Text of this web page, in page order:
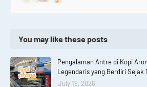
You may like these posts
Pengalaman Antre di Kopi
Legendaris yang Berdiri Sejak
July 19, 2026